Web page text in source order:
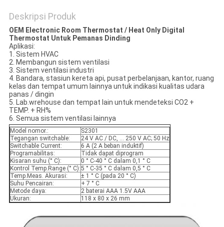
Deskripsi Produk
OEM Electronic Room Thermostat / Heat Only Digital
Thermostat Untuk Pemanas Dinding
Aplikasi:
1. Sistem HVAC
2. Membangun sistem ventilasi
3. Sistem ventilasi industri
4. Bandara, stasiun kereta api, pusat perbelanjaan, kantor, ruang
kelas dan tempat umum lainnya untuk indikasi kualitas udara
panas / dingin
5. Lab.wrehouse dan tempat lain untuk mendeteksi CO2 +
TEMP. + RH%
6. Semua sistem ventilasi lainnya
Model nomor.:
S2301
Tegangan switchable:
24 V AC / DC, ... 250 V AC; 50 Hz
Switchable Current:
6 A (2 A beban induktif)
Programabilitas:
Tidak dapat diprogram
Kisaran suhu (° C):
0 ° C-40 ° C dalam 0,1 ° C
Kontrol Temp.Range (° C):5 ° C-35 ° C dalam 0,5 ° C
Temp.Meas. Akurasi:
± 1 ° C (pada 20 ° C)
Suhu Pencairan:
+ 7 ° C
Metode daya:
2 baterai AAA 1.5V AAA
Ukuran:
118 x 80 x 26 mm